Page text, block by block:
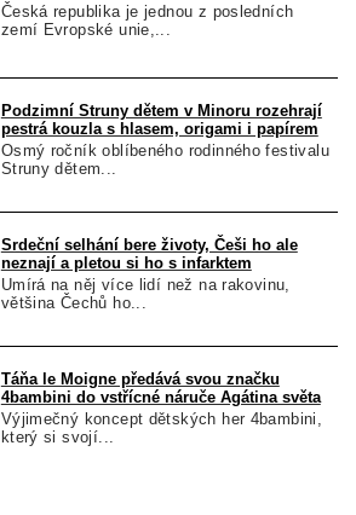
Česká republika je jednou z posledních
zemí Evropské unie,...
Podzimní Struny dětem v Minoru rozehrají
pestrá kouzla s hlasem, origami i papírem
Osmý ročník oblíbeného rodinného festivalu
Struny dětem...
Srdeční selhání bere životy, Češi ho ale
neznají a pletou si ho s infarktem
Umírá na něj více lidí než na rakovinu,
většina Čechů ho...
Táňa le Moigne předává svou značku
4bambini do vstřícné náruče Agátina světa
Výjimečný koncept dětských her 4bambini,
který si svojí...